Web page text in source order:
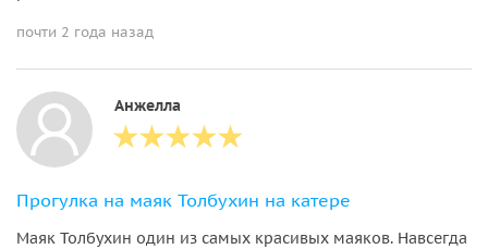
почти 2 года назад
Анжелла
Прогулка на маяк Толбухин на катере
Маяк Толбухин один из самых красивых маяков. Навсегда